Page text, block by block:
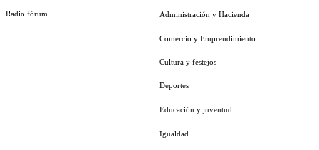
Radio fórum Administración y Hacienda
Comercio y Emprendimiento
Cultura y festejos
Deportes
Educación y juventud
Igualdad